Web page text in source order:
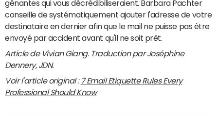
gênantes qui vous décrédibiliseraient. Barbara Pachter
conseille de systématiquement ajouter l'adresse de votre
destinataire en dernier afin que le mail ne puisse pas être
envoyé par accident avant qu'il ne soit prêt.
Article de Vivian Giang. Traduction par Joséphine
Dennery, JDN.
Voir l'article original : 7 Email Etiquette Rules Every
Professional Should Know